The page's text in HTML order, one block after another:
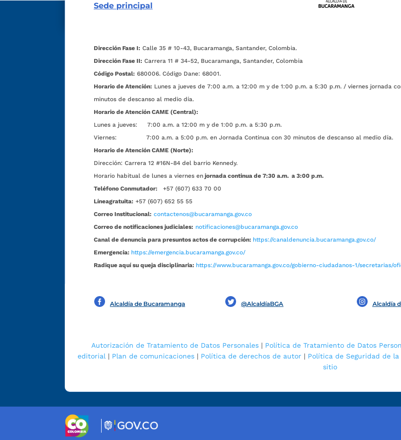
Sede principal
Dirección Fase I: Calle 35 # 10-43, Bucaramanga, Santander, Colombia.
Dirección Fase II: Carrera 11 # 34-52, Bucaramanga, Santander, Colombia
Código Postal: 680006. Código Dane: 68001.
Horario de Atención: Lunes a jueves de 7:00 a.m. a 12:00 m y de 1:00 p.m. a 5:30 p.m. / viernes jornada
minutos de descanso al medio día.
Horario de Atención CAME (Central):
Lunes a jueves: 7:00 a.m. a 12:00 m y de 1:00 p.m. a 5:30 p.m.
Viernes: 7:00 a.m. a 5:00 p.m. en Jornada Continua con 30 minutos de descanso al medio día.
Horario de Atención CAME (Norte):
Dirección: Carrera 12 #16N-84 del barrio Kennedy.
Horario habitual de lunes a viernes en jornada continua de 7:30 a.m. a 3:00 p.m.
Teléfono Conmutador:
+57 (607) 633 70 00
Líneagratuita: +57 (607) 652 55 55
Correo Institucional: contactenos@bucaramanga.gov.co
Correo de notificaciones judiciales: notificaciones@bucaramanga.gov.co
Canal de denuncia para presuntos actos de corrupción: https://canaldenuncia.bucaramanga.gov.co/
Emergencia: https://emergencia.bucaramanga.gov.co/
Radique aquí su queja disciplinaria: https://www.bucaramanga.gov.co/gobierno-ciudadanos-1/
Alcaldía de Bucaramanga @AlcaldíaBGA Alcaldía
Autorización de Tratamiento de Datos Personales | Política de Tratamiento de Datos
editorial | Plan de comunicaciones | Política de derechos de autor | Política de Seguridad de
sitio